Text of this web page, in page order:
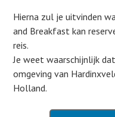
Hierna zul je uitvinden
and Breakfast kan
reis.
Je weet waarschijnlijk
omgeving van
Holland.